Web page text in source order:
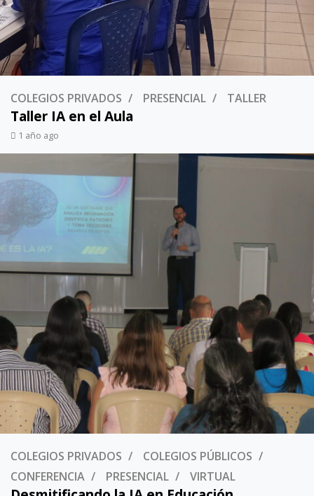
COLEGIOS PRIVADOS PRESENCIAL TALLER
Taller IA en el Aula
1 año ago
COLEGIOS PRIVADOS
COLEGIOS PÚBLICOS
CONFERENCIA
PRESENCIAL VIRTUAL